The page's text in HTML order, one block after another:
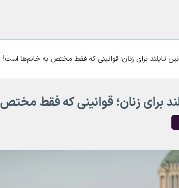
تایلند برای زنان؛ قوانینی که فقط مختص به خانم‌ها است!
برای زنان؛ قوانینی که فقط